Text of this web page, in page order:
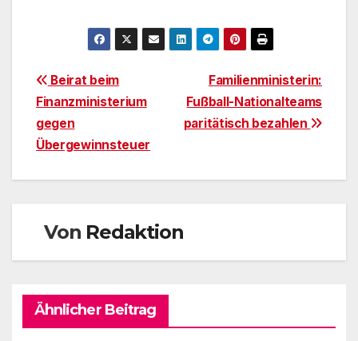
BeitragsnavigationFamilienministerin:
Fußball-Nationalteams
paritätisch bezahlen
Beirat beim
Finanzministerium
gegen
Übergewinnsteuer
Von Redaktion
Ähnlicher Beitrag